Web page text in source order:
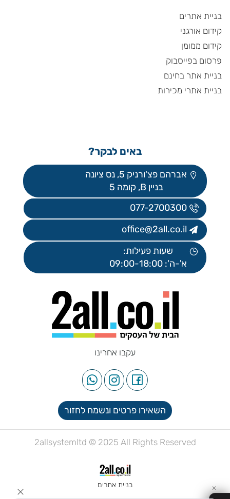
בניית אתרים
קידום אורגני
קידום ממומן
פרסום בפייסבוק
בניית אתר בחינם
בניית אתרי מכירות
באים לבקר?
אברהם פצ'ורניק 5, נס ציונה
בניין B, קומה 5
077-2700300
office@2all.co.il
שעות פעילות:
א'-ה': 09:00-18:00
עקבו אחרינו
השאירו פרטים ונשמח לחזור
2allsystemltd © 2025 All Rights Reserved
בניית אתרים ✕